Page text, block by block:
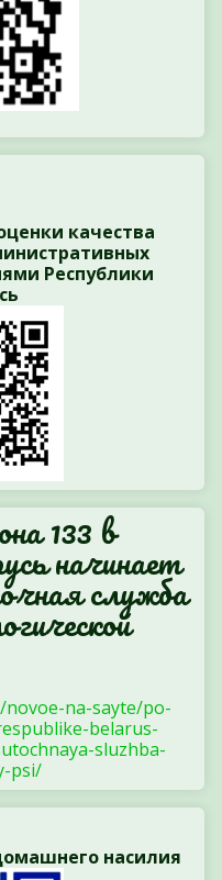
качества
Республики
133 в
начинает
служба
na-sayte/po-
belarus-
sluzhba-
psi/
насилия